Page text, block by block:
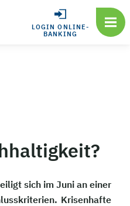
LOGIN ONLINE-
BANKING
sich im Juni an einer
Krisenhafte